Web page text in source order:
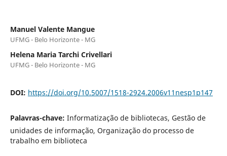
Manuel Valente Mangue
UFMG - Belo Horizonte - MG
Helena Maria Tarchi Crivellari
UFMG - Belo Horizonte - MG
DOI: https://doi.org/10.5007/1518-2924.2006v11nesp1p147
Palavras-chave: Informatização de bibliotecas, Gestão de
unidades de informação, Organização do processo de
trabalho em biblioteca